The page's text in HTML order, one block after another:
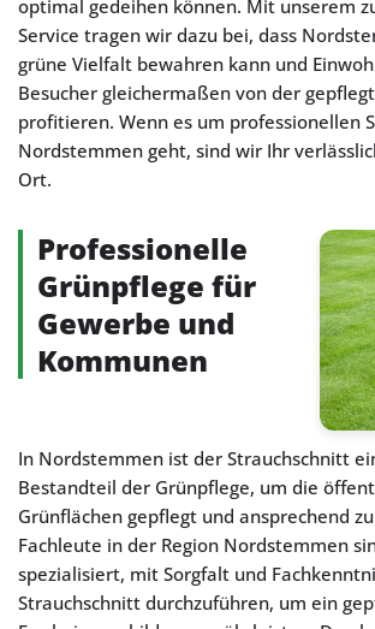
optimal gedeihen können. Mit unserem
Service tragen wir dazu bei, dass
grüne Vielfalt bewahren kann und
Besucher gleichermaßen von der
profitieren. Wenn es um professionellen
Nordstemmen geht, sind wir Ihr
Ort.
Professionelle
Grünpflege für
Gewerbe und
Kommunen
In Nordstemmen ist der Strauchschnitt
Bestandteil der Grünpflege, um die
Grünflächen gepflegt und ansprechend
Fachleute in der Region Nordstemmen
spezialisiert, mit Sorgfalt und
Strauchschnitt durchzuführen, um ein